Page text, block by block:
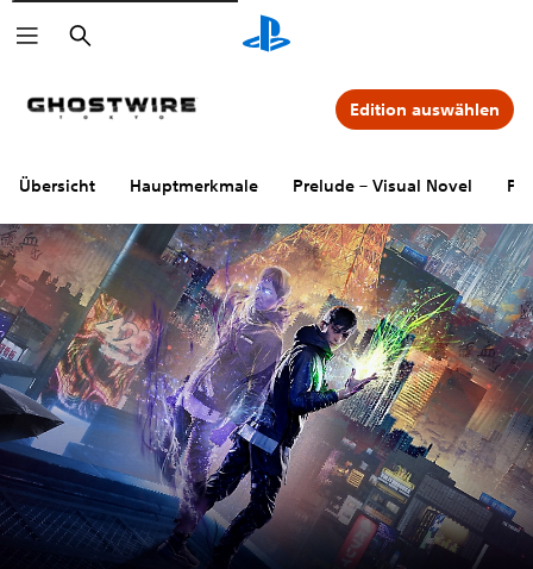
Suchen
Übersicht Hauptmerkmale Prelude – Visual Novel
Edition auswählen